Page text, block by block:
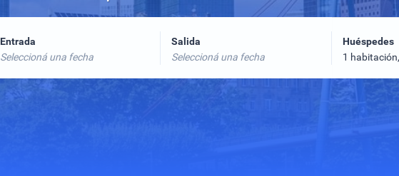
Entrada
Seleccioná una fecha
Salida
Seleccioná una fecha
Huéspedes